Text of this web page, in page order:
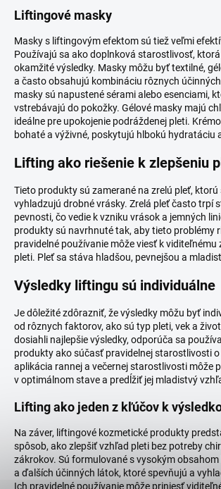
Liftingové masky
Masky s liftingovým efektom sú tiež veľmi
Používajú sa ako doplnková starostlivosť,
okamžité výsledky. Masky môžu byť textilné,
a často obsahujú kombináciu rôznych
masky sú napustené sérami alebo esenciami,
vstrebávajú do pokožky. Gélové masky majú
ideálne pre upokojenie podráždenej pleti.
bohaté a výživné, poskytujú hlbokú hydratáciu
Lifting ako riešenie k zlepšeniu
Tieto produkty sú zamerané na zrelú pleť, ktorú
vyhladzujú drobné vrásky. Zrelá pleť často trpí
pevnosti, čo vedie k vzniku vrások a jemných
produkty sú navrhnuté tak, aby tieto problémy
pravidelné používanie môže viesť k viditeľnému
pleti. Pleť sa stáva hladšou, pevnejšou a
Výsledky liftingu sú individuálne
Je dôležité zdôrazniť, že výsledky môžu byť
od rôznych faktorov, ako sú typ pleti, vek a
dosiahli najlepšie výsledky, odporúča sa
produkty ako súčasť pravidelnej starostlivosti
aplikácia rannej a večernej starostlivosti môže
v optimálnom stave a predĺžiť jej mladistvý
Lifting ako jeden z kľúčov k
Na záver, liftingové kozmetické produkty
spôsob, ako zlepšiť vzhľad pleti bez potreby
zákrokov. Sú formulované s vysokým
a ďalších účinných látok, ktoré spevňujú a
Ich pravidelné používanie môže priniesť